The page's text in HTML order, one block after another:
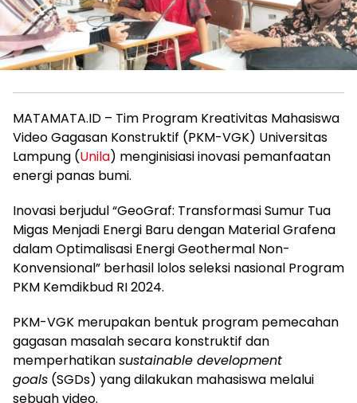
MATAMATA.ID – Tim Program Kreativitas Mahasiswa
Video Gagasan Konstruktif (PKM-VGK) Universitas
Lampung (Unila) menginisiasi inovasi pemanfaatan
energi panas bumi.
Inovasi berjudul “GeoGraf: Transformasi Sumur Tua
Migas Menjadi Energi Baru dengan Material Grafena
dalam Optimalisasi Energi Geothermal Non-
Konvensional” berhasil lolos seleksi nasional Program
PKM Kemdikbud RI 2024.
PKM-VGK merupakan bentuk program pemecahan
gagasan masalah secara konstruktif dan
memperhatikansustainable development
goals (SGDs) yang dilakukan mahasiswa melalui
sebuah video.